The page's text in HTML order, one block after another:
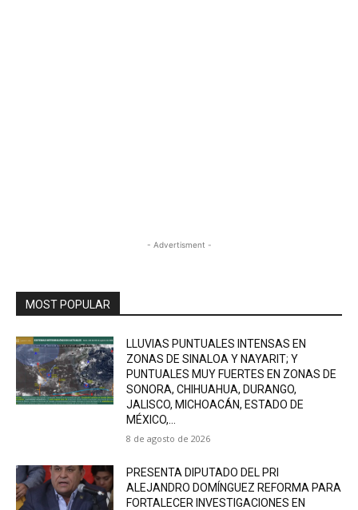
- Advertisment -
MOST POPULAR
LLUVIAS PUNTUALES INTENSAS EN
ZONAS DE SINALOA Y NAYARIT; Y
PUNTUALES MUY FUERTES EN ZONAS DE
SONORA, CHIHUAHUA, DURANGO,
JALISCO, MICHOACÁN, ESTADO DE
MÉXICO,...
8 de agosto de 2026
PRESENTA DIPUTADO DEL PRI
ALEJANDRO DOMÍNGUEZ REFORMA PARA
FORTALECER INVESTIGACIONES EN